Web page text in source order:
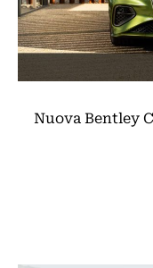
Nuova Bentley